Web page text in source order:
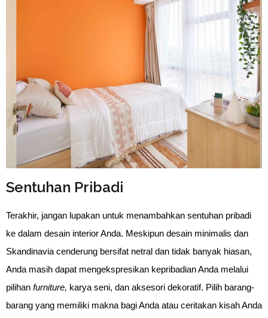
Sentuhan Pribadi
Terakhir, jangan lupakan untuk menambahkan sentuhan pribadi
ke dalam desain interior Anda. Meskipun desain minimalis dan
Skandinavia cenderung bersifat netral dan tidak banyak hiasan,
Anda masih dapat mengekspresikan kepribadian Anda melalui
pilihan furniture, karya seni, dan aksesori dekoratif. Pilih barang-
barang yang memiliki makna bagi Anda atau ceritakan kisah Anda